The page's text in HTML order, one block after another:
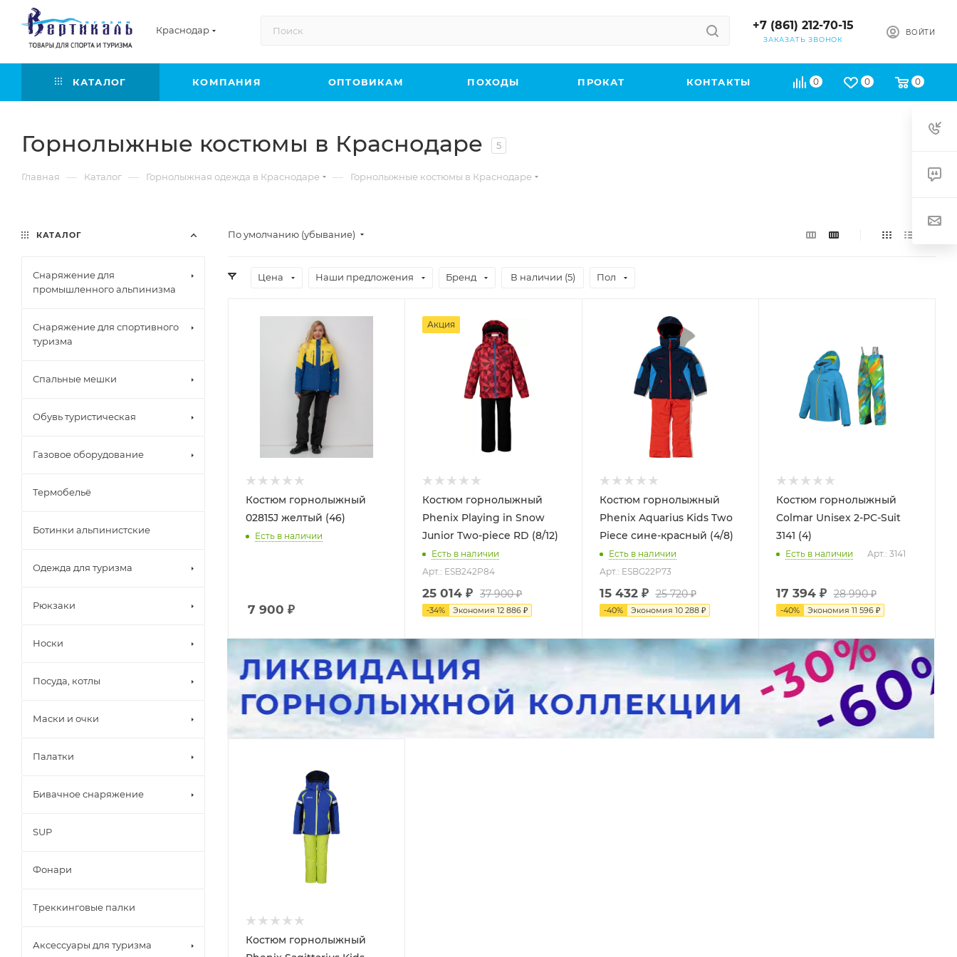
Краснодар +7 (861) 212-70-15
ЗАКАЗАТЬ ЗВОНОК
ВОЙТИ
0 0 0
КАТАЛОГ КОМПАНИЯ ОПТОВИКАМ ПОХОДЫ ПРОКАТ КОНТАКТЫ
Горнолыжные костюмы в Краснодаре 5
Главная — Каталог — Горнолыжная одежда в Краснодаре — Горнолыжные костюмы в Краснодаре
По умолчанию (убывание)
Цена Наши предложения Бренд В наличии (5) Пол
Костюм горнолыжный
02815J желтый (46)
Есть в наличии
7 900 ₽
Акция
Костюм горнолыжный
Phenix Playing in Snow
Junior Two-piece RD (8/12)
Есть в наличии
Арт.: ESB242P84
25 014 ₽ 37 900₽
-34% Экономия12 886 ₽
Костюм горнолыжный
Phenix Aquarius Kids Two
Piece сине-красный (4/8)
Есть в наличии
Арт.: ESBG22P73
15 432₽ 25 720₽
-40% Экономия 10 288₽
Костюм горнолыжный
Colmar Unisex 2-PC-Suit
3141 (4)
Есть в наличии Арт.: 3141
17 394₽ 28 990₽
-40% Экономия 11 596₽
Костюм горнолыжный
КАТАЛОГ
Снаряжение для
промышленного альпинизма
Снаряжение для спортивного
туризма
Спальные мешки
Обувь туристическая
Газовое оборудование
Термобельё
Ботинки альпинистские
Одежда для туризма
Рюкзаки
Носки
Посуда, котлы
Маски и очки
Палатки
Бивачное снаряжение
SUP
Фонари
Треккинговые палки
Аксессуары для туризма